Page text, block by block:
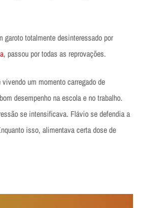
totalmente desinteressado por
, passou por todas as reprovações.
um momento carregado de
desempenho na escola e no trabalho.
se intensificava. Flávio se defendia a
isso, alimentava certa dose de